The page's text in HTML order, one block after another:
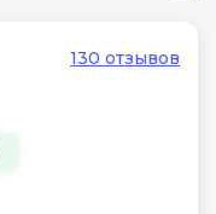
130 отзывов